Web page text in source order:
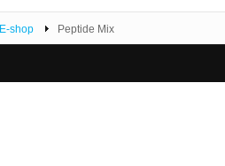
E-shop Peptide Mix